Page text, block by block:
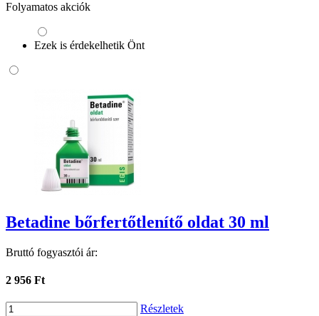
Folyamatos akciók
Ezek is érdekelhetik Önt
Betadine bőrfertőtlenítő oldat 30 ml
Bruttó fogyasztói ár:
2 956 Ft
Részletek